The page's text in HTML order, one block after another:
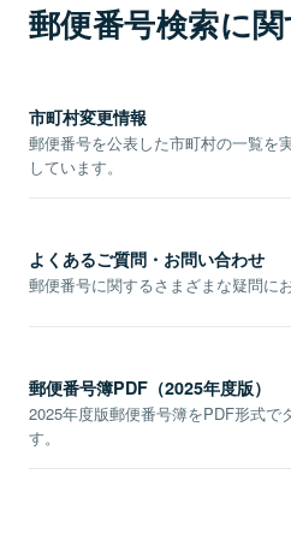
郵便番号検索に
市町村変更情報
郵便番号を公表した市町村の一覧を
しています。
よくあるご質問・お問い合わせ
郵便番号に関するさまざまな疑問に
郵便番号簿PDF（2025年度版）
2025年度版郵便番号簿をPDF形式で
す。